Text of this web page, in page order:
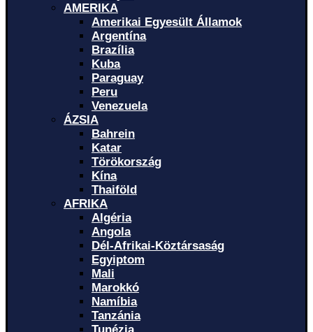
AMERIKA
Amerikai Egyesült Államok
Argentína
Brazília
Kuba
Paraguay
Peru
Venezuela
ÁZSIA
Bahrein
Katar
Törökország
Kína
Thaiföld
AFRIKA
Algéria
Angola
Dél-Afrikai-Köztársaság
Egyiptom
Mali
Marokkó
Namíbia
Tanzánia